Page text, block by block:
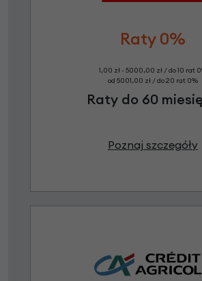
Raty 0%
1,00 zł - 5000,00 zł / do 10 rat
od 5001,00 zł / do 20 rat 0%
Raty do 60
Poznaj szczegóły